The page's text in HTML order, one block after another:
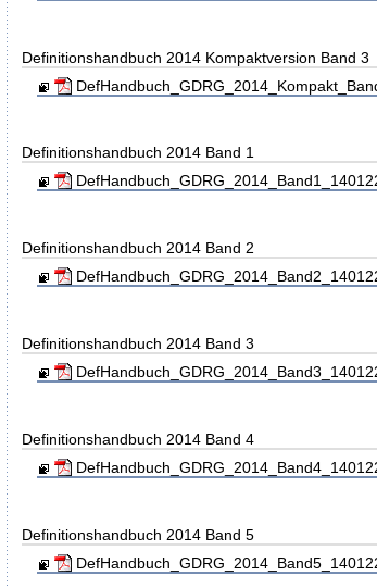
Definitionshandbuch 2014 Kompaktversion Band 3
Definitionshandbuch 2014 Band 1
Definitionshandbuch 2014 Band 2
Definitionshandbuch 2014 Band 3
Definitionshandbuch 2014 Band 4
Definitionshandbuch 2014 Band 5